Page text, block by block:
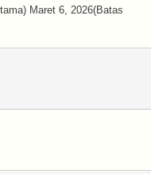
Maret 6, 2026(Batas